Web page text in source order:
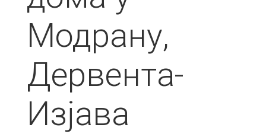
Модрану,
Дервента-
Изјава